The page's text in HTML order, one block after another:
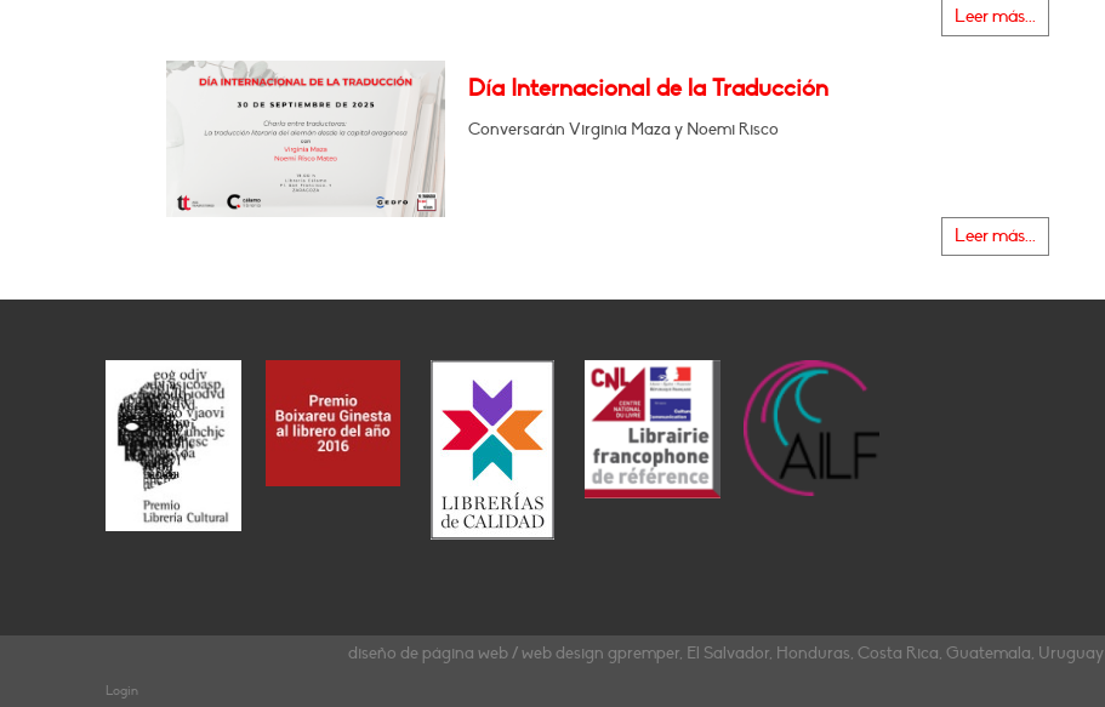
Leer más...
Día Internacional de la Traducción
Conversarán Virginia Maza y Noemi Risco
Leer más...
diseño de página web / web design gpremper, El Salvador, Honduras, Costa Rica, Guatemala, Uruguay
Login